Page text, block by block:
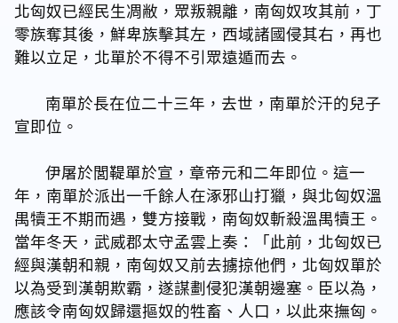
北匈奴已經民生凋敝，眾叛親離，南匈奴攻其前，丁
零族奪其後，鮮卑族擊其左，西域諸國侵其右，再也
難以立足，北單於不得不引眾遠遁而去。
南單於長在位二十三年，去世，南單於汗的兒子
宣即位。
伊屠於閭鞮單於宣，章帝元和二年即位。這一
年，南單於派出一千餘人在涿邪山打獵，與北匈奴溫
禺犢王不期而遇，雙方接戰，南匈奴斬殺溫禺犢王。
當年冬天，武威郡太守孟雲上奏：「此前，北匈奴已
經與漢朝和親，南匈奴又前去擄掠他們，北匈奴單於
以為受到漢朝欺霸，遂謀劃侵犯漢朝邊塞。臣以為，
應該令南匈奴歸還摳奴的牲畜、人口，以此來撫匈。